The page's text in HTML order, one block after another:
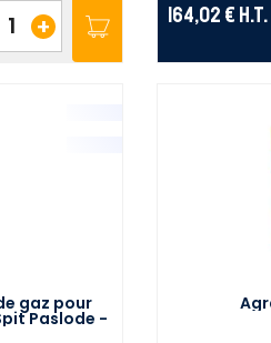
+ 164,02 € H.T.
gaz pour
Paslode -